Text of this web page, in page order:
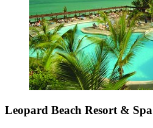
Leopard Beach Resort & Spa